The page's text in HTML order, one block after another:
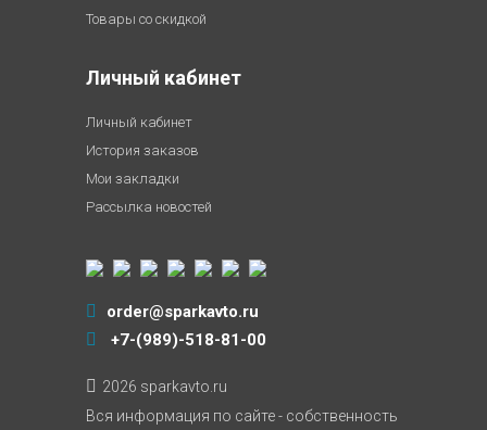
Товары со скидкой
Личный кабинет
Личный кабинет
История заказов
Мои закладки
Рассылка новостей
order@sparkavto.ru
+7-(989)-518-81-00
2026 sparkavto.ru
Вся информация по сайте - собственность